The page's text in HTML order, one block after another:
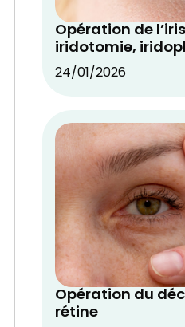
Opération de
iridotomie,
24/01/2026
Opération du
rétine